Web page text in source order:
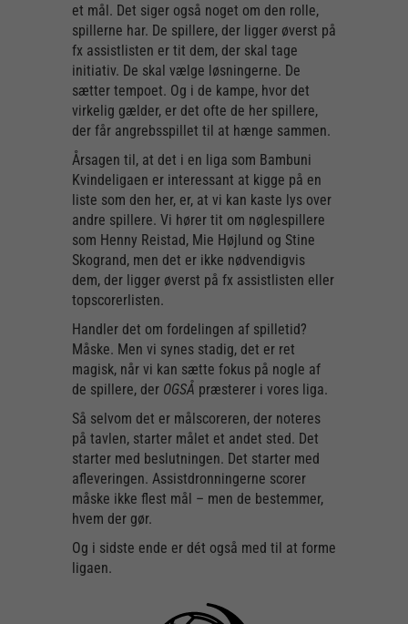
et mål. Det siger også noget om den rolle,
spillerne har. De spillere, der ligger øverst på
fx assistlisten er tit dem, der skal tage
initiativ. De skal vælge løsningerne. De
sætter tempoet. Og i de kampe, hvor det
virkelig gælder, er det ofte de her spillere,
der får angrebsspillet til at hænge sammen.
Årsagen til, at det i en liga som Bambuni
Kvindeligaen er interessant at kigge på en
liste som den her, er, at vi kan kaste lys over
andre spillere. Vi hører tit om nøglespillere
som Henny Reistad, Mie Højlund og Stine
Skogrand, men det er ikke nødvendigvis
dem, der ligger øverst på fx assistlisten eller
topscorerlisten.
Handler det om fordelingen af spilletid?
Måske. Men vi synes stadig, det er ret
magisk, når vi kan sætte fokus på nogle af
de spillere, der OGSÅ præsterer i vores liga.
Så selvom det er målscoreren, der noteres
på tavlen, starter målet et andet sted. Det
starter med beslutningen. Det starter med
afleveringen. Assistdronningerne scorer
måske ikke flest mål – men de bestemmer,
hvem der gør.
Og i sidste ende er dét også med til at forme
ligaen.